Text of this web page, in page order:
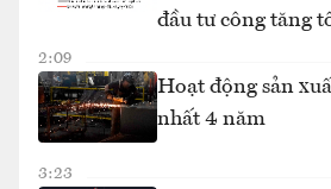
đầu tư công tăng
2:09
Hoạt động sản
nhất 4 năm
3:23